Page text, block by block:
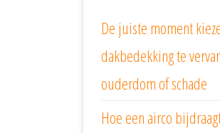
De juiste moment
dakbedekking te
ouderdom of schade
Hoe een airco